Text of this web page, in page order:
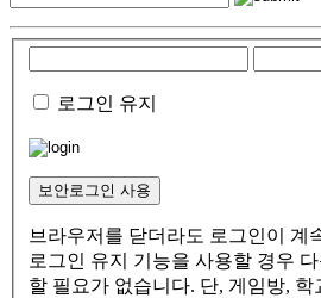
로그인 유지
보안로그인 사용
브라우저를 닫더라도 로그인이 계
로그인 유지 기능을 사용할 경우
할 필요가 없습니다. 단, 게임방, 학